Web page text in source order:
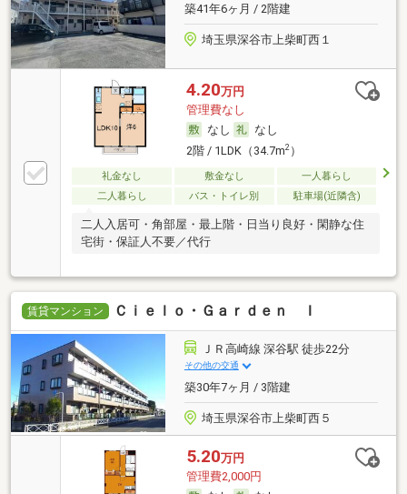
築41年6ヶ月 / 2階建
埼玉県深谷市上柴町西１
4.20万円
管理費なし
なし
なし
2階 / 1LDK（34.7m2）
礼金なし 敷金なし
一人暮らし
二人暮らし
バス・トイレ別 駐車場(近隣含)
二人入居可・角部屋・最上階・日当り良好・閑静な住
宅街・保証人不要／代行
賃貸マンション Ｃｉｅｌｏ・Ｇａｒｄｅｎ Ｉ
ＪＲ高崎線 深谷駅 徒歩22分
その他の交通
築30年7ヶ月 / 3階建
埼玉県深谷市上柴町西５
5.20万円
管理費2,000円